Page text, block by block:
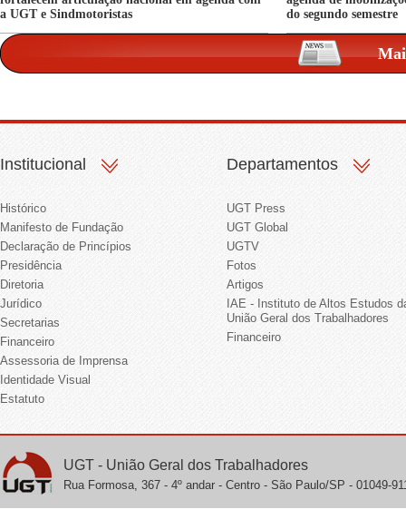
a UGT e Sindmotoristas
do segundo semestre
Institucional
Histórico
Manifesto de Fundação
Declaração de Princípios
Presidência
Diretoria
Jurídico
Secretarias
Financeiro
Assessoria de Imprensa
Identidade Visual
Estatuto
Departamentos
UGT Press
UGT Global
UGTV
Fotos
Artigos
IAE - Instituto de Altos Estudos
União Geral dos Trabalhadores
Financeiro
UGT - União Geral dos Trabalhadores
Rua Formosa, 367 - 4º andar - Centro - São Paulo/SP - 01049-